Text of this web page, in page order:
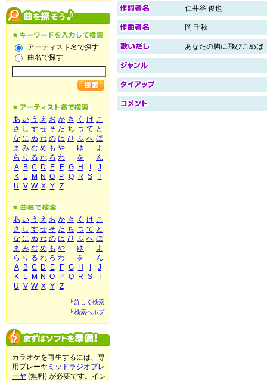
アーティスト名で探す
曲名で探す
あ い う え お か き く け こ
さ し す せ そ た ち つ て と
な に ぬ ね の は ひ ふ へ ほ
ま み む め も や ゆ
よ
ら り る れ ろ わ を
ん
A
B C D E F G H
J
K
L M N O P Q R S
T
U V W X Y Z
あ い う え お か き く け こ
さ し す せ そ た ち つ て と
な に ぬ ね の は ひ ふ へ ほ
ま み む め も や ゆ
よ
ら り る れ ろ わ を
ん
A
B C D E F G H
J
K
L M N O P Q R S
T
U V W X Y Z
詳しく検索
検索ヘルプ
カラオケを再生するには、専
用プレーヤ ミッドラジオプレ
ーヤ (無料) が必要です。イン
仁井谷 俊也
岡 千秋
あなたの胸に飛びこめば
-
-
-